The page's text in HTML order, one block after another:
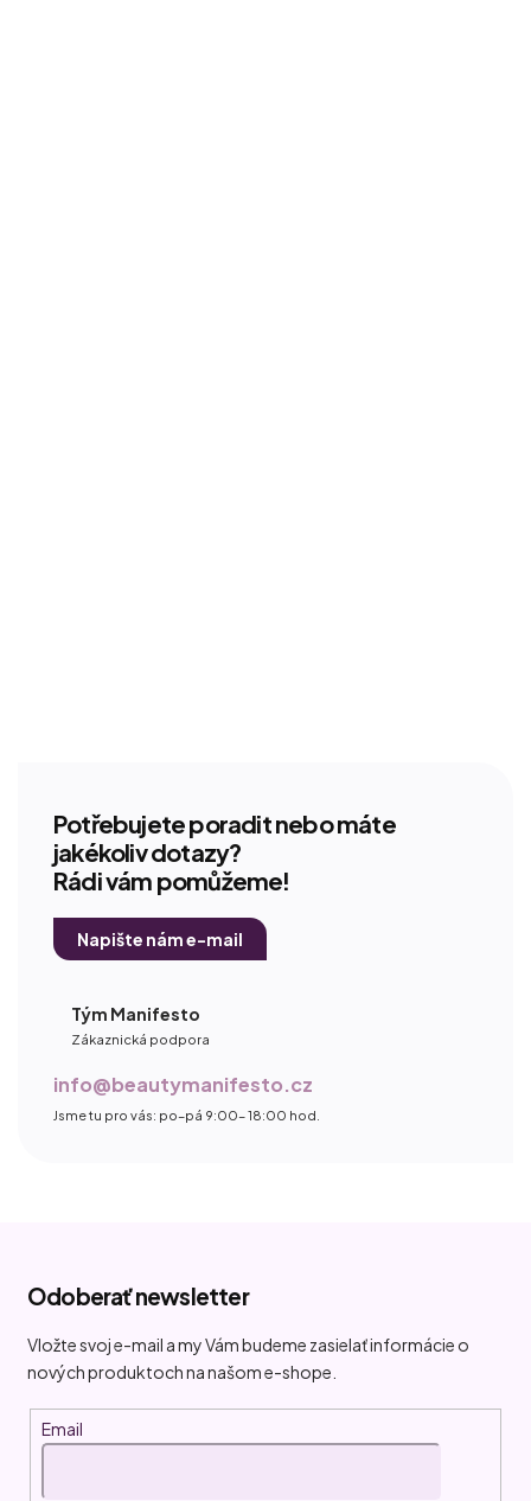
Potřebujete poradit nebo máte
jakékoliv dotazy?
Rádi vám pomůžeme!
Napište nám e-mail
Tým Manifesto
Zákaznická podpora
info@beautymanifesto.cz
Jsme tu pro vás: po–pá 9:00– 18:00 hod.
Odoberať newsletter
Vložte svoj e-mail a my Vám budeme zasielať informácie o
nových produktoch na našom e-shope.
Email